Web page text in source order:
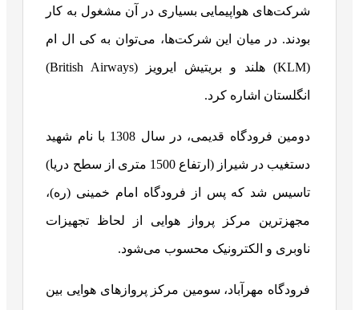
شرکت‌های هواپیمایی بسیاری در آن مشغول به کار
بودند. در میان این شرکت‌ها، می‌توان به کی ال‌ ام
(KLM) هلند و بریتیش ایرویز (British Airways)
انگلستان اشاره کرد.
دومین فرودگاه قدیمی، در سال 1308 با نام شهید
دستغیب در شیراز (ارتفاع 1500 متری از سطح دریا)
تاسیس شد که پس از فرودگاه امام خمینی (ره)،
مجهزترین مرکز پرواز هوایی از لحاظ تجهیزات
ناوبری و الکترونیک محسوب می‌شود.
فرودگاه مهرآباد، سومین مرکز پروازهای هوایی بین